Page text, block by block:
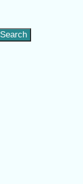
Search